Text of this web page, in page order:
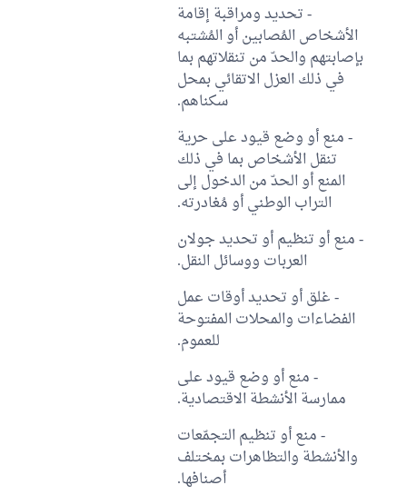
- تحديد ومراقبة إقامة
الأشخاص المُصابين أو المُشتبه
بإصابتهم والحدّ من تنقلاتهم بما
في ذلك العزل الاتقائي بمحل
سكناهم.
- منع أو وضع قيود على حرية
تنقل الأشخاص بما في ذلك
المنع أو الحدّ من الدخول إلى
التراب الوطني أو مُغادرته.
- منع أو تنظيم أو تحديد جولان
العربات ووسائل النقل.
- غلق أو تحديد أوقات عمل
الفضاءات والمحلات المفتوحة
للعموم.
- منع أو وضع قيود على
ممارسة الأنشطة الاقتصادية.
- منع أو تنظيم التجمّعات
والأنشطة والتظاهرات بمختلف
أصنافها.